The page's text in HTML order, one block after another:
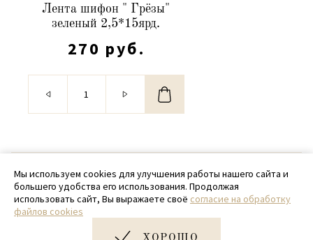
Лента шифон " Грёзы"
зеленый 2,5*15ярд.
270 руб.
© 2020 - 2026 SamPack
+ 7 (918) 699-97-87
zakaz@sampack.store
Мы используем cookies для улучшения работы нашего сайта и
большего удобства его использования. Продолжая
использовать сайт, Вы выражаете своё согласие на обработку
файлов cookies